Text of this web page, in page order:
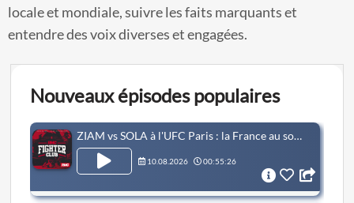
locale et mondiale, suivre les faits marquants et
entendre des voix diverses et engagées.
Nouveaux épisodes populaires
ZIAM vs SOLA à l'UFC Paris : la France au sommet ? Révolution chez les 70kg !
10.08.2026 00:55:26